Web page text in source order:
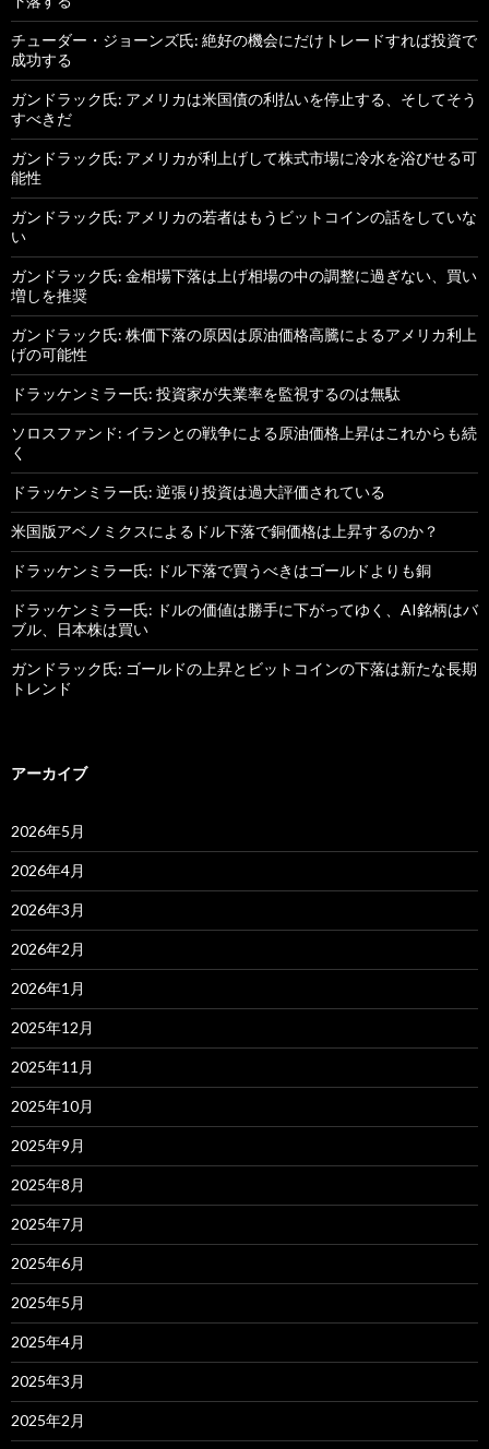
チューダー・ジョーンズ氏: 絶好の機会にだけトレードすれば投資で
成功する
ガンドラック氏: アメリカは米国債の利払いを停止する、そしてそう
すべきだ
ガンドラック氏: アメリカが利上げして株式市場に冷水を浴びせる可
能性
ガンドラック氏: アメリカの若者はもうビットコインの話をしていな
い
ガンドラック氏: 金相場下落は上げ相場の中の調整に過ぎない、買い
増しを推奨
ガンドラック氏: 株価下落の原因は原油価格高騰によるアメリカ利上
げの可能性
ドラッケンミラー氏: 投資家が失業率を監視するのは無駄
ソロスファンド: イランとの戦争による原油価格上昇はこれからも続
く
ドラッケンミラー氏: 逆張り投資は過大評価されている
米国版アベノミクスによるドル下落で銅価格は上昇するのか？
ドラッケンミラー氏: ドル下落で買うべきはゴールドよりも銅
ドラッケンミラー氏: ドルの価値は勝手に下がってゆく、AI銘柄はバ
ブル、日本株は買い
ガンドラック氏: ゴールドの上昇とビットコインの下落は新たな長期
トレンド
アーカイブ
2026年5月
2026年4月
2026年3月
2026年2月
2026年1月
2025年12月
2025年11月
2025年10月
2025年9月
2025年8月
2025年7月
2025年6月
2025年5月
2025年4月
2025年3月
2025年2月